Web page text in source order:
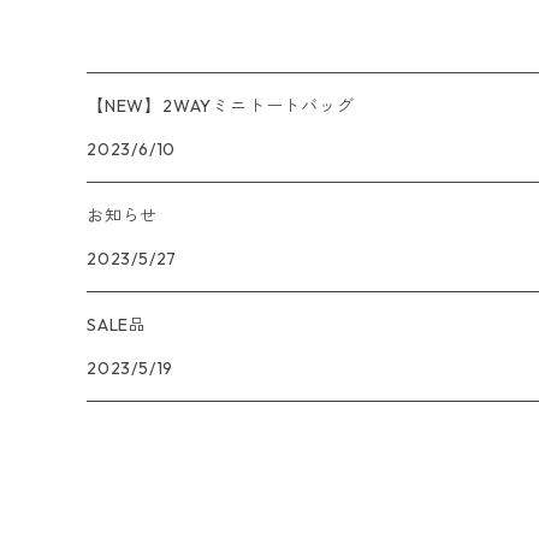
【NEW】2WAYミニトートバッグ
2023/6/10
お知らせ
2023/5/27
SALE品
2023/5/19